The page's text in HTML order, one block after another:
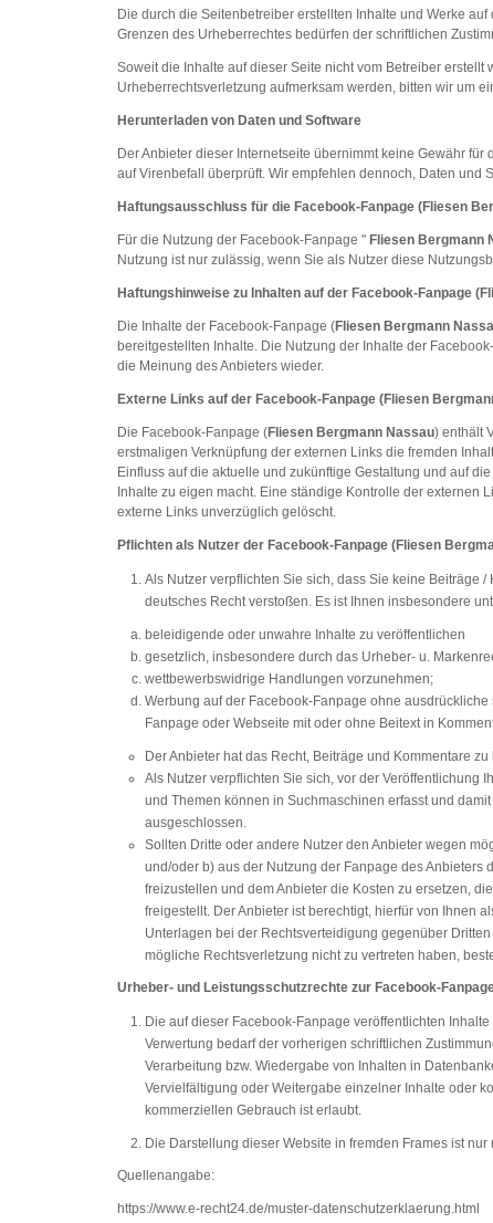
Die durch die Seitenbetreiber erstellten Inhalte und Werke
Grenzen des Urheberrechtes bedürfen der schriftlichen
Soweit die Inhalte auf dieser Seite nicht vom Betreiber
Urheberrechtsverletzung aufmerksam werden, bitten wir um
Herunterladen von Daten und Software
Der Anbieter dieser Internetseite übernimmt keine Gewähr
auf Virenbefall überprüft. Wir empfehlen dennoch, Daten und
Haftungsausschluss für die Facebook-Fanpage (Fliesen
Für die Nutzung der Facebook-Fanpage " Fliesen Bergmann
Nutzung ist nur zulässig, wenn Sie als Nutzer diese
Haftungshinweise zu Inhalten auf der Facebook-Fanpage (
Die Inhalte der Facebook-Fanpage (Fliesen Bergmann
bereitgestellten Inhalte. Die Nutzung der Inhalte der
die Meinung des Anbieters wieder.
Externe Links auf der Facebook-Fanpage (Fliesen
Die Facebook-Fanpage (Fliesen Bergmann Nassau) enthält
erstmaligen Verknüpfung der externen Links die fremden
Einfluss auf die aktuelle und zukünftige Gestaltung und auf
Inhalte zu eigen macht. Eine ständige Kontrolle der externen
externe Links unverzüglich gelöscht.
Pflichten als Nutzer der Facebook-Fanpage (Fliesen
Als Nutzer verpflichten Sie sich, dass Sie keine Beiträge
deutsches Recht verstoßen. Es ist Ihnen insbesondere
beleidigende oder unwahre Inhalte zu veröffentlichen
gesetzlich, insbesondere durch das Urheber- u.
wettbewerbswidrige Handlungen vorzunehmen;
Werbung auf der Facebook-Fanpage ohne
Fanpage oder Webseite mit oder ohne Beitext in
Der Anbieter hat das Recht, Beiträge und Kommentare
Als Nutzer verpflichten Sie sich, vor der Veröffentlichung
und Themen können in Suchmaschinen erfasst und
ausgeschlossen.
Sollten Dritte oder andere Nutzer den Anbieter wegen
und/oder b) aus der Nutzung der Fanpage des
freizustellen und dem Anbieter die Kosten zu ersetzen,
freigestellt. Der Anbieter ist berechtigt, hierfür von Ihnen
Unterlagen bei der Rechtsverteidigung gegenüber
mögliche Rechtsverletzung nicht zu vertreten haben,
Urheber- und Leistungsschutzrechte zur Facebook-
Die auf dieser Facebook-Fanpage veröffentlichten
Verwertung bedarf der vorherigen schriftlichen
Verarbeitung bzw. Wiedergabe von Inhalten in
Vervielfältigung oder Weitergabe einzelner Inhalte oder
kommerziellen Gebrauch ist erlaubt.
Die Darstellung dieser Website in fremden Frames ist
Quellenangabe:
https://www.e-recht24.de/muster-datenschutzerklaerung.html